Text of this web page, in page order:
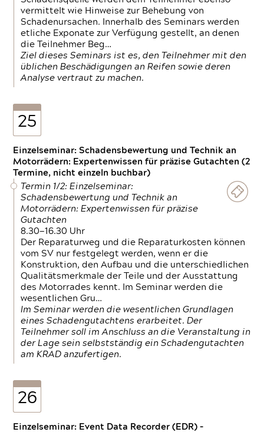
vermittelt wie Hinweise zur Behebung von
Schadenursachen. Innerhalb des Seminars werden
etliche Exponate zur Verfügung gestellt, an denen
die Teilnehmer Beg…
Ziel dieses Seminars ist es, den Teilnehmer mit den
üblichen Beschädigungen an Reifen sowie deren
Analyse vertraut zu machen.
25
Einzelseminar: Schadensbewertung und Technik an
Motorrädern: Expertenwissen für präzise Gutachten (2
Termine, nicht einzeln buchbar)
Termin 1/2: Einzelseminar:
Schadensbewertung und Technik an
Motorrädern: Expertenwissen für präzise
Gutachten
8.30—16.30 Uhr
Der Reparaturweg und die Reparaturkosten können
vom SV nur festgelegt werden, wenn er die
Konstruktion, den Aufbau und die unterschiedlichen
Qualitätsmerkmale der Teile und der Ausstattung
des Motorrades kennt. Im Seminar werden die
wesentlichen Gru…
Im Seminar werden die wesentlichen Grundlagen
eines Schadengutachtens erarbeitet. Der
Teilnehmer soll im Anschluss an die Veranstaltung in
der Lage sein selbstständig ein Schadengutachten
am KRAD anzufertigen.
26
Einzelseminar: Event Data Recorder (EDR) –